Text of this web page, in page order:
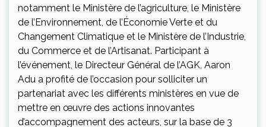
notamment le Ministère de l’agriculture, le Ministère
de l’Environnement, de l’Économie Verte et du
Changement Climatique et le Ministère de l’Industrie,
du Commerce et de l’Artisanat. Participant à
l’événement, le Directeur Général de l’AGK, Aaron
Adu a profité de l’occasion pour solliciter un
partenariat avec les différents ministères en vue de
mettre en œuvre des actions innovantes
d’accompagnement des acteurs, sur la base de 3